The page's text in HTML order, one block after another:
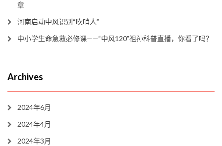
章
河南启动中风识别“吹哨人”
中小学生命急救必修课——“中风120”祖孙科普直播，你看了吗？
Archives
2024年6月
2024年4月
2024年3月